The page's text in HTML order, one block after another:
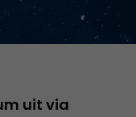
uit via